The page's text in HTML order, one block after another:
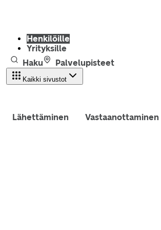
Henkilöille
Yrityksille
Haku
Palvelupisteet
Kaikki sivustot
Lähettäminen Vastaanottaminen